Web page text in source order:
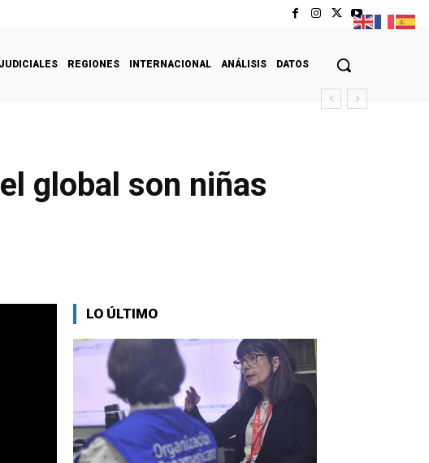
JUDICIALES REGIONES INTERNACIONAL ANÁLISIS DATOS
global son niñas
LO ÚLTIMO